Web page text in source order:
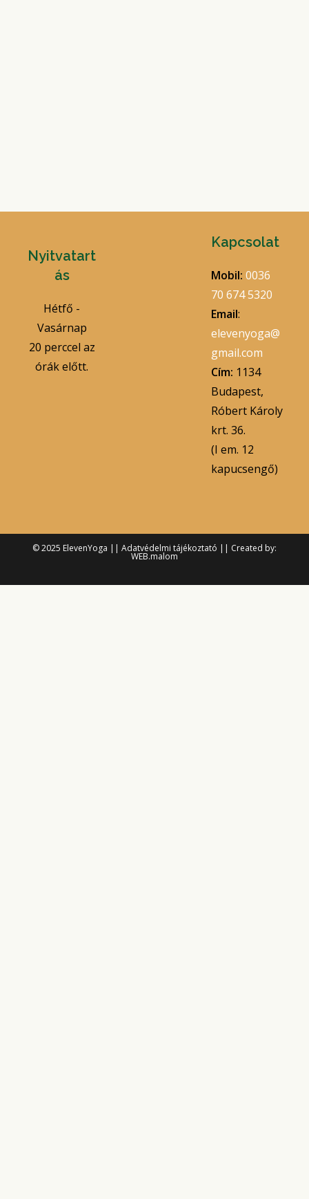
Nyitvatart
ás
Hétfő -
Vasárnap
20 perccel az
órák előtt.
Kapcsolat
Mobil: 0036
70 674 5320
Email:
elevenyoga@
gmail.com
Cím: 1134
Budapest,
Róbert Károly
krt. 36.
(I em. 12
kapucsengő)
© 2025 ElevenYoga || Adatvédelmi tájékoztató || Created by:
WEB.malom